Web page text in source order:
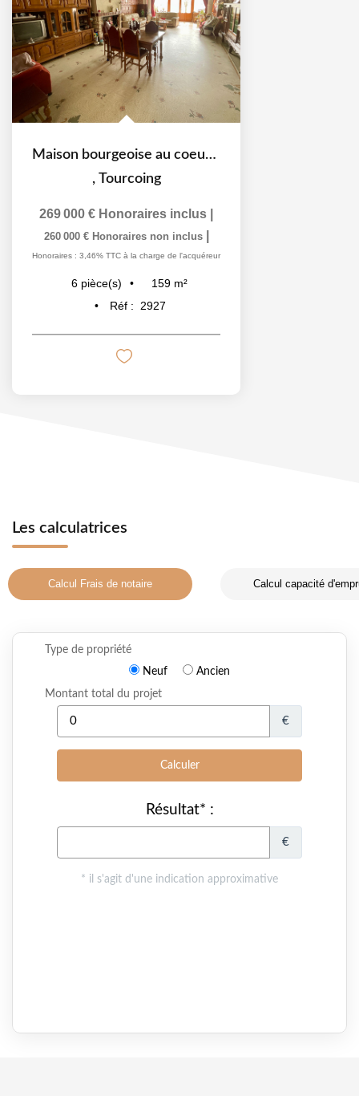
Maison bourgeoise au coeur de Tourcoing
, Tourcoing
269 000 € Honoraires inclus
260 000 € Honoraires non inclus
Honoraires : 3,46% TTC à la charge de l'acquéreur
6 pièce(s) 159 m²
Réf :
2927
Les calculatrices
Calcul Frais de notaire Calcul capacité